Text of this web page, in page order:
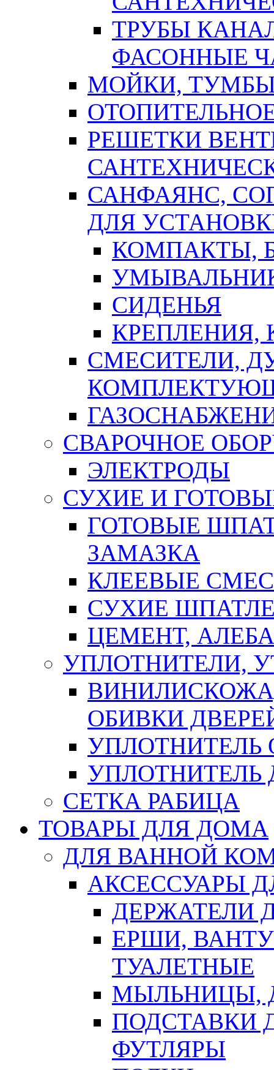
ТРУБЫ
ФАСОННЫЕ
МОЙКИ,
РЕШЕТКИ
САНФАЯНС,
ДЛЯ
КОМПАКТЫ,
СИДЕНЬЯ
СМЕСИТЕЛИ,
СВАРОЧНОЕ
ЭЛЕКТРОДЫ
СУХИЕ И
ГОТОВЫЕ
ЗАМАЗКА
КЛЕЕВЫЕ
СУХИЕ
ЦЕМЕНТ,
УПЛОТНИТЕЛИ,
ОБИВКИ
УПЛОТНИТЕЛЬ
СЕТКА РАБИЦА
ТОВАРЫ ДЛЯ ДОМА
ДЛЯ ВАННОЙ
АКСЕССУАРЫ
ДЕРЖАТЕЛИ
ЕРШИ,
ТУАЛЕТНЫЕ
МЫЛЬНИЦЫ,
ПОДСТАВКИ
ФУТЛЯРЫ